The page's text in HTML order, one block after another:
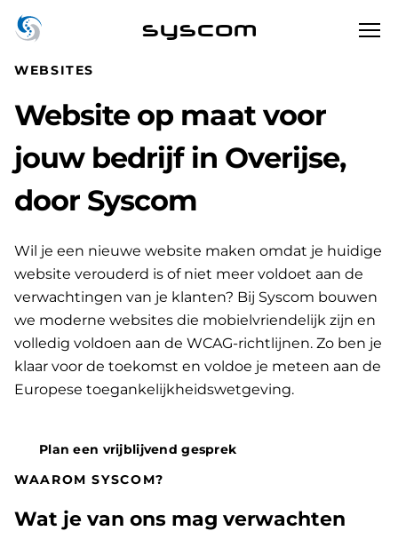
syscom
WEBSITES
Website op maat voor
jouw bedrijf in Overijse,
door Syscom
Wil je een nieuwe website maken omdat je huidige
website verouderd is of niet meer voldoet aan de
verwachtingen van je klanten? Bij Syscom bouwen
we moderne websites die mobielvriendelijk zijn en
volledig voldoen aan de WCAG-richtlijnen. Zo ben je
klaar voor de toekomst en voldoe je meteen aan de
Europese toegankelijkheidswetgeving.
Plan een vrijblijvend gesprek
WAAROM SYSCOM?
Wat je van ons mag verwachten